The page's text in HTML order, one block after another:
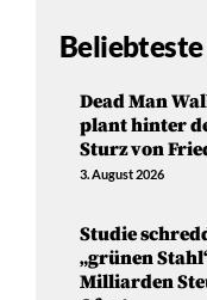
Dead Man
plant hinter
Sturz von
3. August 2026
Studie
„grünen
Milliarden